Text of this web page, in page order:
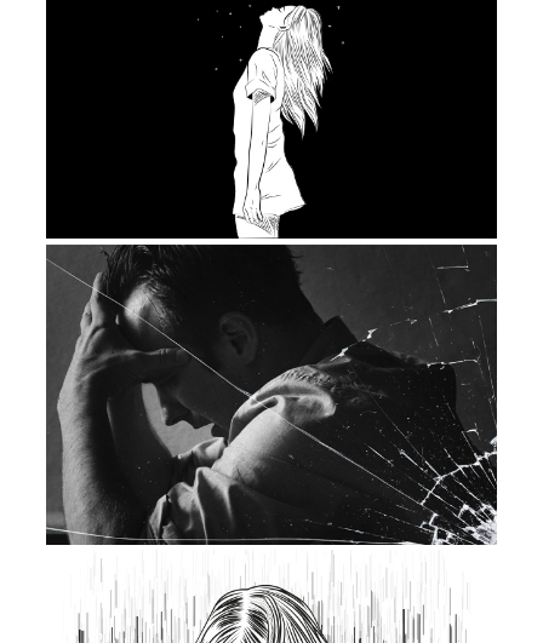
Теперь, когда этот срок прошел, и я там,
где я есть сейчас, я могу сказать, что мне
это очень помогло. Я не знаю, как было
бы, если бы я не сделала тогда этого
важного шага, который помог мне спасти
себя, свою такую маленькую теперь,
семью из двух человек.
Я пишу об этом сейчас и искренне верю,
что этот шаг может помочь и Вам. Нужно
только позволить себе поверить в это,
нужно позволить помочь самому себе.
Позволить помочь Вам. Я не смогу
вылечить Вас, не смогу все исправить. Но
я могу помочь Вам найти в себе силы,
чтобы обрести надежду на то, что